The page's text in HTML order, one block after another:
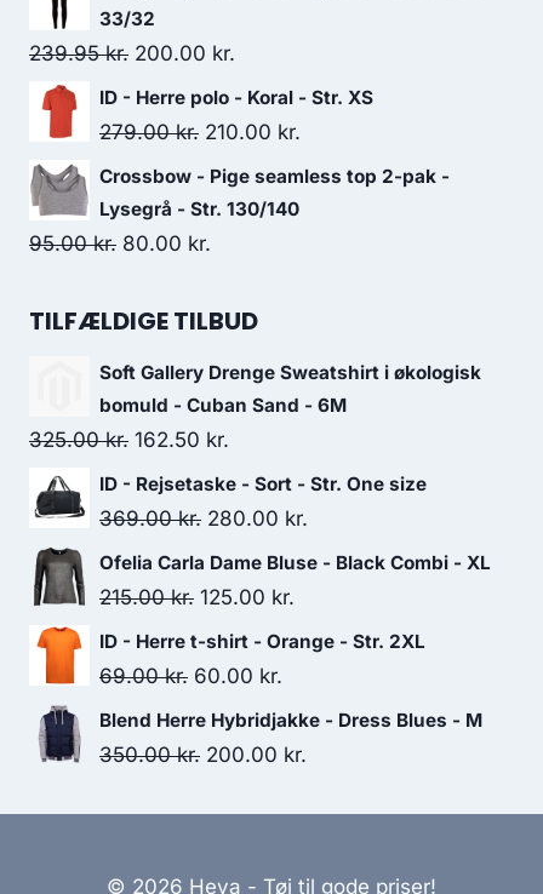
was:
900.00 kr..
33/32
239.95kr. Original
price
was:
200.00 kr.
price
is:
ID - Herre polo - Koral - Str. XS
279.00kr. Original
price
was:
279.00 kr..
210.00 kr.
price
Crossbow - Pige seamless top 2-pak -
Lysegrå - Str. 130/140
95.00kr. Original
was:
80.00 kr.
is:
TILFÆLDIGE TILBUD
Soft Gallery Drenge Sweatshirt i økologisk
bomuld - Cuban Sand - 6M
325.00kr. Original
price
was:
162.50 kr.
price
is:
ID - Rejsetaske - Sort - Str. One size
369.00kr. Original
price
was:
280.00 kr.
price
Ofelia Carla Dame Bluse - Black Combi - XL
215.00kr. Original
price
was:
125.00 kr.
price
ID - Herre t-shirt - Orange - Str. 2XL
69.00kr. Original
price
was:
60.00 kr.
price
is:
Blend Herre Hybridjakke - Dress Blues - M
350.00kr. Original
200.00 kr.
© 2026 Heya - Tøj til gode priser!